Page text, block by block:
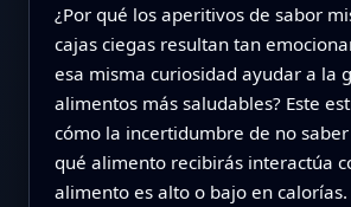
¿Por qué los aperitivos de sabor
cajas ciegas resultan tan
esa misma curiosidad ayudar a la
alimentos más saludables? Este
cómo la incertidumbre de no
qué alimento recibirás interactúa
alimento es alto o bajo en